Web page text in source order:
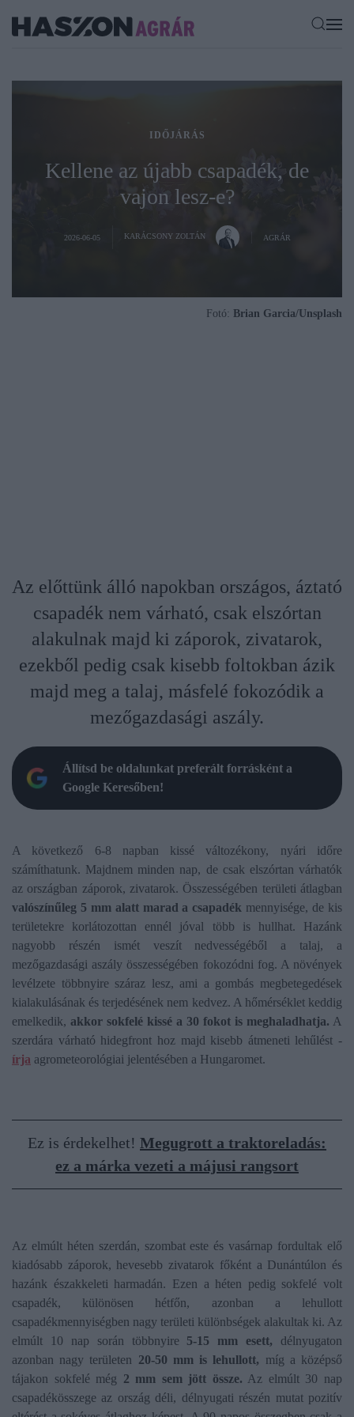
IDŐJÁRÁS
Kellene az újabb csapadék, de
vajon lesz-e?
2026-06-05 KARÁCSONY ZOLTÁN AGRÁR
Fotó: Brian Garcia/Unsplash
Az előttünk álló napokban országos, áztató
csapadék nem várható, csak elszórtan
alakulnak majd ki záporok, zivatarok,
ezekből pedig csak kisebb foltokban ázik
majd meg a talaj, másfelé fokozódik a
mezőgazdasági aszály.
Állítsd be oldalunkat preferált forrásként a
Google Keresőben!
A következő 6-8 napban kissé változékony, nyári időre
számíthatunk. Majdnem minden nap, de csak elszórtan várhatók
az országban záporok, zivatarok. Összességében területi átlagban
valószínűleg 5 mm alatt marad a csapadék mennyisége, de kis
területekre korlátozottan ennél jóval több is hullhat. Hazánk
nagyobb részén ismét veszít nedvességéből a talaj, a
mezőgazdasági aszály összességében fokozódni fog. A növények
levélzete többnyire száraz lesz, ami a gombás megbetegedések
kialakulásának és terjedésének nem kedvez. A hőmérséklet keddig
emelkedik, akkor sokfelé kissé a 30 fokot is meghaladhatja. A
szerdára várható hidegfront hoz majd kisebb átmeneti lehűlést -
írja agrometeorológiai jelentésében a Hungaromet.
Ez is érdekelhet! Megugrott a traktoreladás:
ez a márka vezeti a májusi rangsort
Az elmúlt héten szerdán, szombat este és vasárnap fordultak elő
kiadósabb záporok, hevesebb zivatarok főként a Dunántúlon és
hazánk északkeleti harmadán. Ezen a héten pedig sokfelé volt
csapadék, különösen hétfőn, azonban a lehullott
csapadékmennyiségben nagy területi különbségek alakultak ki. Az
elmúlt 10 nap során többnyire5-15 mm esett, délnyugaton
azonban nagy területen 20-50 mm is lehullott, míg a középső
tájakon sokfelé még 2 mm sem jött össze. Az elmúlt 30 nap
csapadékösszege az ország déli, délnyugati részén mutat pozitív